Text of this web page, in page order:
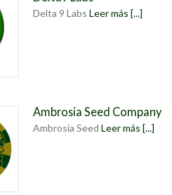
Delta 9 LabsLeer más [...]
Ambrosia Seed Company
Ambrosia SeedLeer más [...]